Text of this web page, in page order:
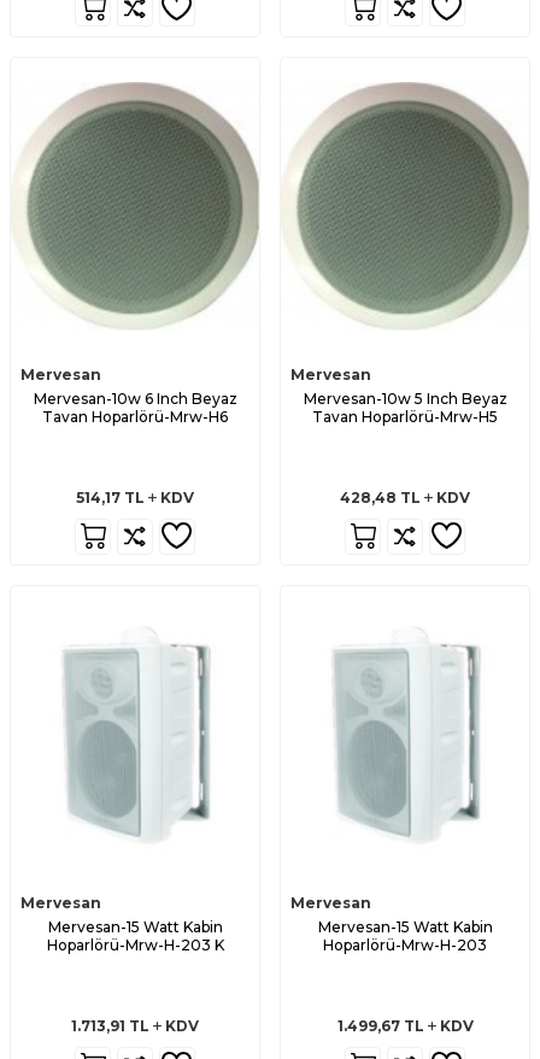
Mervesan
Mervesan-10w 6 Inch Beyaz
Tavan Hoparlörü-Mrw-H6
514,17 TL KDV
Mervesan
Mervesan-10w 5 Inch Beyaz
Tavan Hoparlörü-Mrw-H5
428,48 TL KDV
Mervesan
Mervesan-15 Watt Kabin
Hoparlörü-Mrw-H-203 K
1.713,91 TL KDV
Mervesan
Mervesan-15 Watt Kabin
Hoparlörü-Mrw-H-203
1.499,67TL KDV